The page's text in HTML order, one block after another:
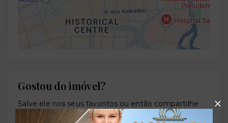
Gostou do imóvel?
Salve ele nos seus favoritos ou então compartilhe
com alguém no WhatsApp: